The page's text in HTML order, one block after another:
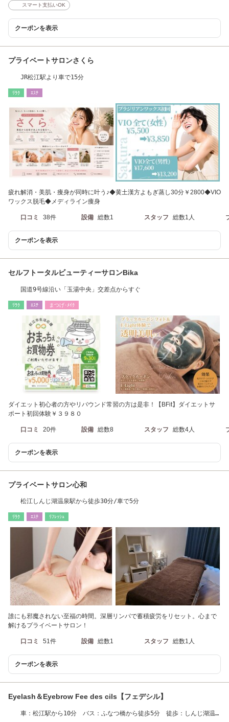
スマート支払いOK
クーポンを表示
プライベートサロンさくら
JR松江駅より車で15分
ﾘﾗｸ ｴｽﾃ
疲れ解消・美肌・痩身が同時に叶う♪◆黄土漢方よもぎ蒸し30分￥2800◆VIO
ワックス脱毛◆メディライン痩身
口コミ 38件 設備 総数1 スタッフ 総数1人
クーポンを表示
セルフトータルビューティーサロンBika
国道9号線沿い「玉湯中央」交差点からすぐ
ﾘﾗｸ ｴｽﾃ まつげ･ﾒｲｸ
ダイエット初心者の方やリバウンド常習の方は是非！【BFit】ダイエットサ
ポート初回体験￥３９８０
口コミ 20件 設備 総数8 スタッフ 総数4人
クーポンを表示
プライベートサロン心和
松江しんじ湖温泉駅から徒歩30分/車で5分
ﾘﾗｸ ｴｽﾃ ﾘﾌﾚｯｼｭ
誰にも邪魔されない至福の時間。深層リンパで蓄積疲労をリセット。心まで
解けるプライベートサロン！
口コミ 51件 設備 総数1 スタッフ 総数1人
クーポンを表示
Eyelash＆Eyebrow Fee des cils【フェデシル】
車：松江駅から10分 バス：ふなつ橋から徒歩5分 徒歩：しんじ湖温